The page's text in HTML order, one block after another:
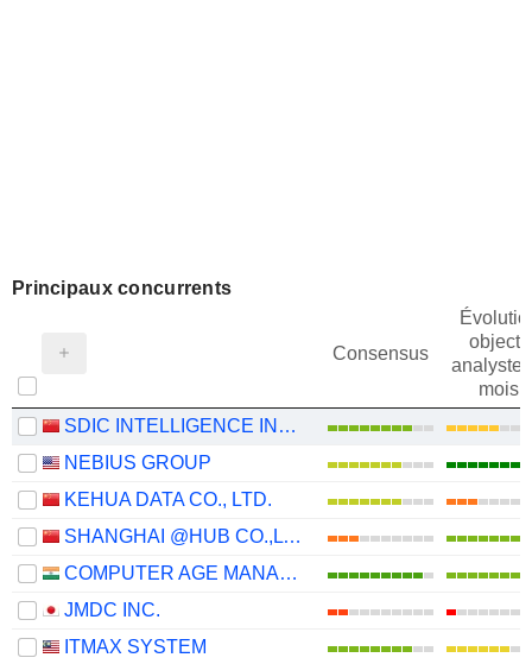
Principaux concurrents
Consensus
objectif
mois
SDIC INTELLIGENCE INFORMATION TECHNOLOGY CO., LTD.
NEBIUS GROUP
KEHUA DATA CO., LTD.
SHANGHAI @HUB CO.,LTD.
COMPUTER AGE MANAGEMENT SERVICES LIMITED
JMDC INC.
ITMAX SYSTEM